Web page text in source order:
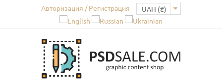
Авторизация / Регистрация